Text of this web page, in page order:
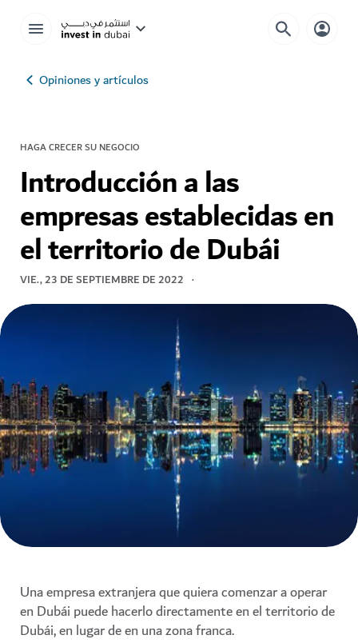
Opiniones y artículos
HAGA CRECER SU NEGOCIO
Introducción a las
empresas establecidas en
el territorio de Dubái
VIE., 23 DE SEPTIEMBRE DE 2022
Una empresa extranjera que quiera comenzar a operar
en Dubái puede hacerlo directamente en el territorio de
Dubái, en lugar de en una zona franca.